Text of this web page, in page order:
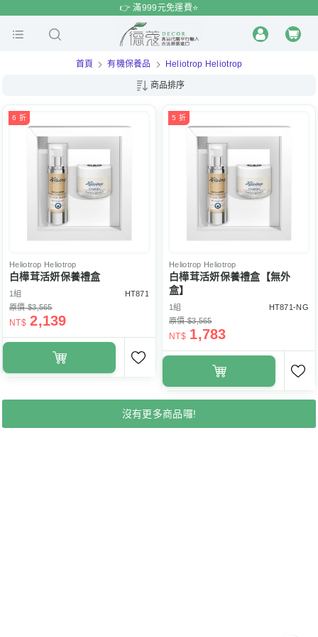
$
$
時 特賣
👉 滿999元免運費⭐️
首頁 有機保養品 Heliotrop Heliotrop
商品排序
6 折
Heliotrop Heliotrop
白樺茸活妍保養禮盒
1組
HT871
原價 $3,565
NT$ 2,139
5 折
Heliotrop Heliotrop
白樺茸活妍保養禮盒【無外
盒】
1組
HT871-NG
原價 $3,565
NT$ 1,783
沒有更多商品囉!